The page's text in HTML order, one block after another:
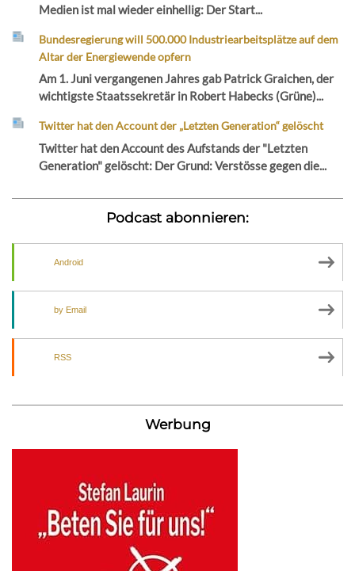
Medien ist mal wieder einhellig: Der Start...
Bundesregierung will 500.000 Industriearbeitsplätze auf dem
Altar der Energiewende opfern
Am 1. Juni vergangenen Jahres gab Patrick Graichen, der
wichtigste Staatssekretär in Robert Habecks (Grüne)...
Twitter hat den Account der „Letzten Generation“ gelöscht
Twitter hat den Account des Aufstands der "Letzten
Generation" gelöscht: Der Grund: Verstösse gegen die...
Podcast abonnieren:
Android
by Email
RSS
Werbung